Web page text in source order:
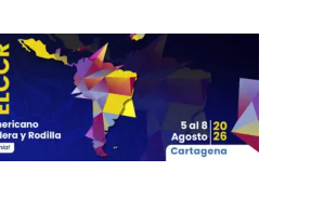
Minutos Segundos